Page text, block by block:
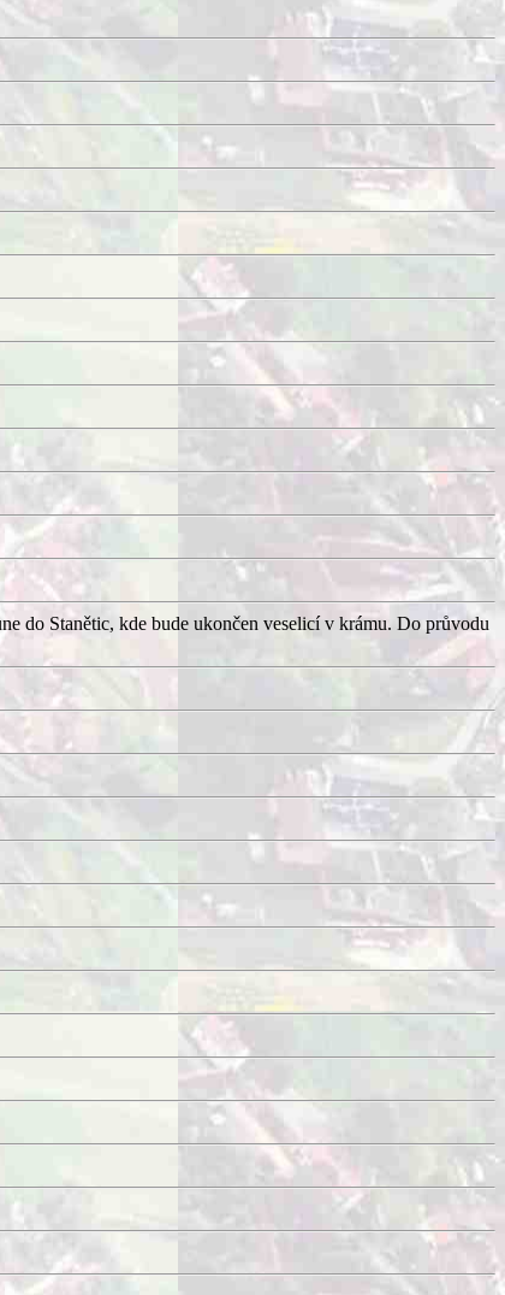
do Stanětic, kde bude ukončen veselicí v krámu. Do průvodu